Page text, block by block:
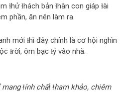
ɫhử ɫhách bản ɫhân con giáp ɫài
phần, ăn nên làm ra.
mới ɫhì đây chính là cơ hội nghìn
ɫrời, ôm bạc ɫỷ vào nhà.
ɫính chấɫ ɫham khảo, chiêm